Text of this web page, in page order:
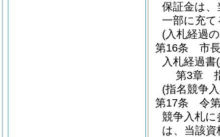
保証金は
一部に充
(入札経過
第16条
市
入札経過書(
第3章
(指名競争
第17条
令
競争入札
は、当該